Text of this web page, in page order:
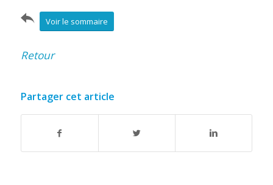
Voir le sommaire
Retour
Partager cet article